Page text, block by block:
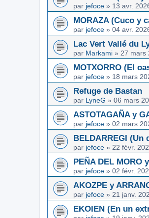
par jefoce » 13 avr.
MORAZA (Cuco y
par jefoce » 04 avr.
Lac Vert Vallé du
par Markami » 27 mars
MOTXORRO (El
par jefoce » 18 mars
Refuge de Bastan
par LyneG » 06 mars
ASTOTAGAÑA y
par jefoce » 02 mars
BELDARREGI
par jefoce » 22 févr.
PEÑA DEL MORO
par jefoce » 02 févr.
AKOZPE y
par jefoce » 21 janv.
EKOIEN (En un